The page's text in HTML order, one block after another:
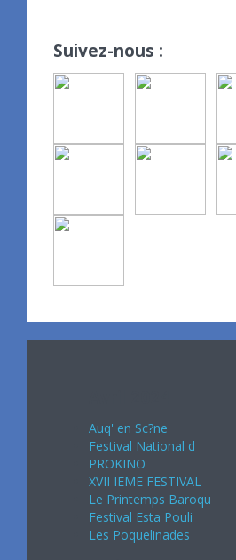
Suivez-nous :
Auq' en Sc?ne
Festival National d
PROKINO
XVII IEME FESTIVAL
Le Printemps Baroqu
Festival Esta Pouli
Les Poquelinades